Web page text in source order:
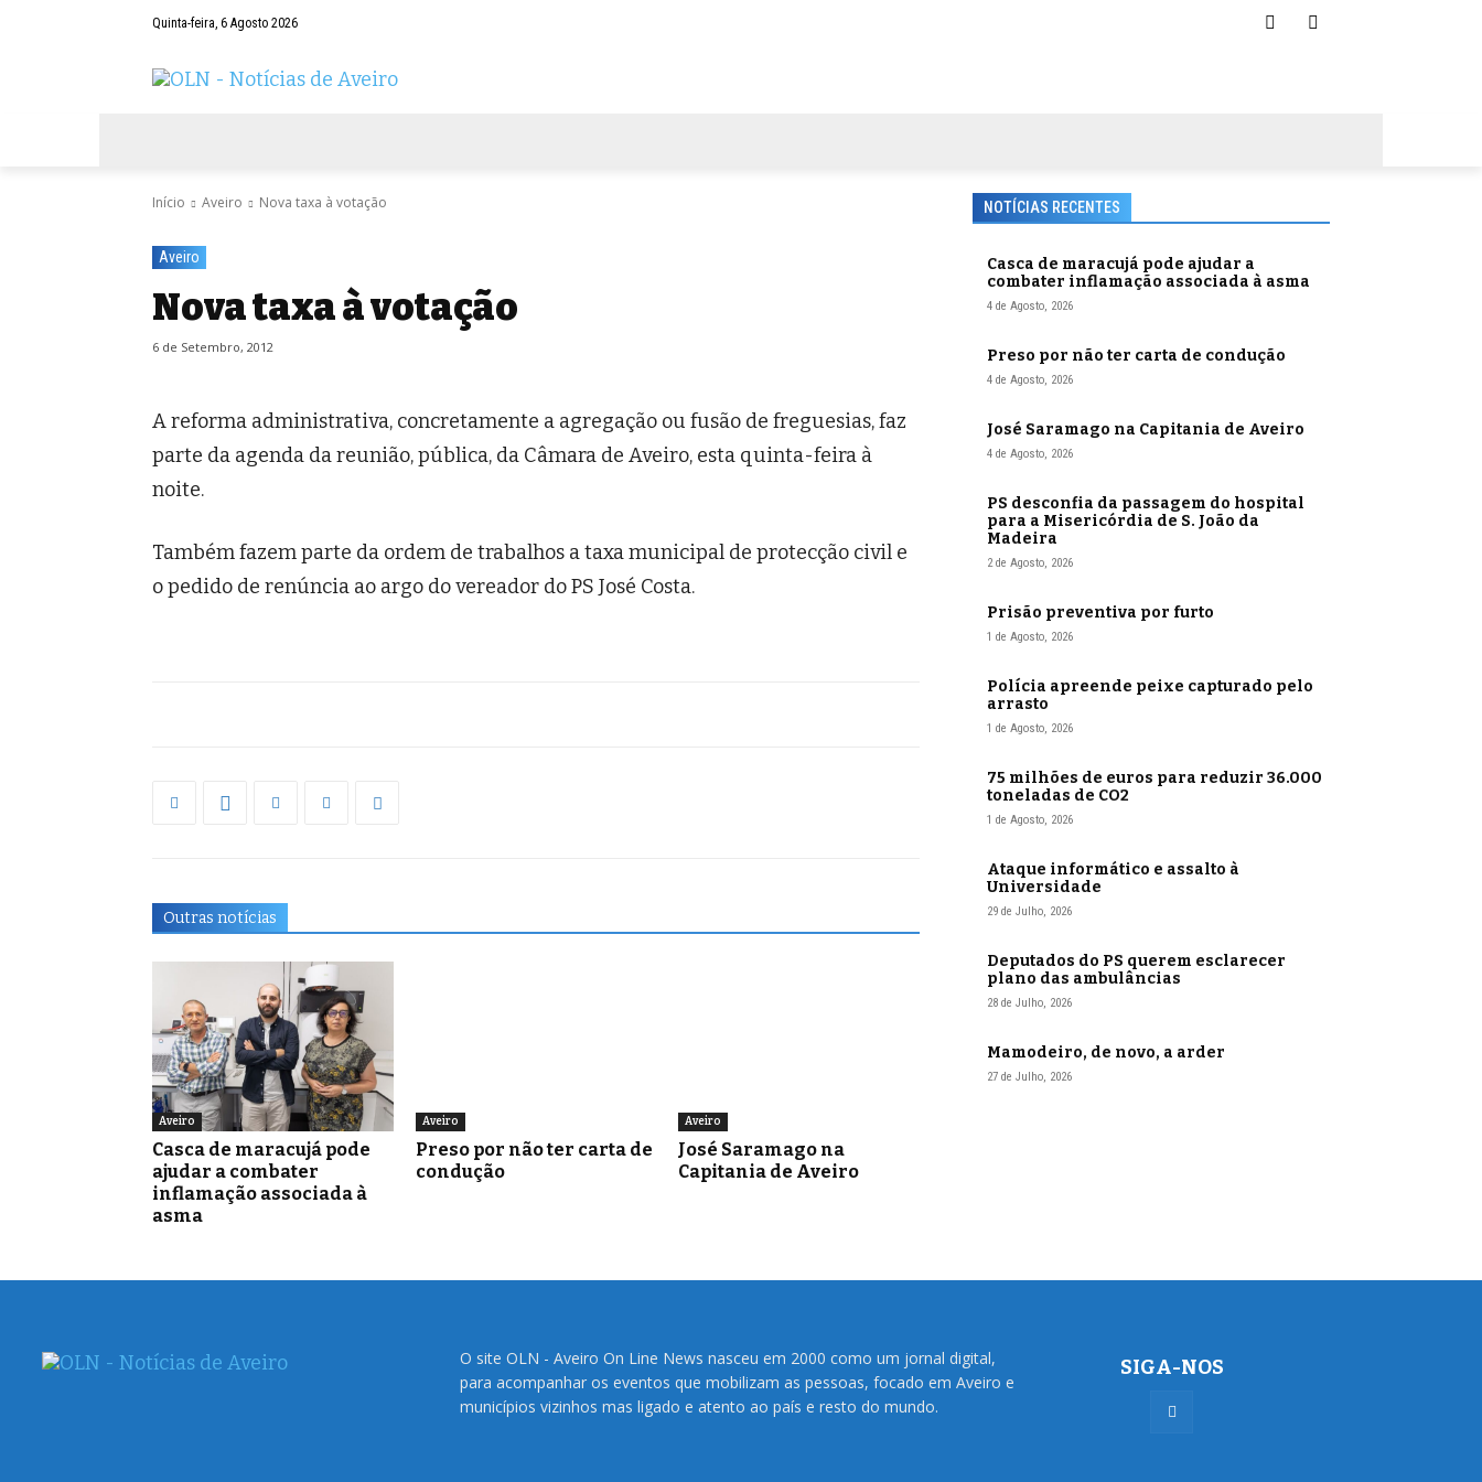
Quinta-feira, 6 Agosto 2026
Início Aveiro Nova taxa à votação
Aveiro
Nova taxa à votação
6 de Setembro, 2012
A reforma administrativa, concretamente a agregação ou fusão de freguesias, faz
parte da agenda da reunião, pública, da Câmara de Aveiro, esta quinta-feira à
noite.
Também fazem parte da ordem de trabalhos a taxa municipal de protecção civil e
o pedido de renúncia ao argo do vereador do PS José Costa.
Outras notícias
Aveiro
Casca de maracujá pode
ajudar a combater
inflamação associada à
asma
Aveiro
Preso por não ter carta de
condução
Aveiro
José Saramago na
Capitania de Aveiro
NOTÍCIAS RECENTES
Casca de maracujá pode ajudar a
combater inflamação associada à asma
4 de Agosto, 2026
Preso por não ter carta de condução
4 de Agosto, 2026
José Saramago na Capitania de Aveiro
4 de Agosto, 2026
PS desconfia da passagem do hospital
para a Misericórdia de S. João da
Madeira
2 de Agosto, 2026
Prisão preventiva por furto
1 de Agosto, 2026
Polícia apreende peixe capturado pelo
arrasto
1 de Agosto, 2026
75 milhões de euros para reduzir 36.000
toneladas de CO2
1 de Agosto, 2026
Ataque informático e assalto à
Universidade
29 de Julho, 2026
Deputados do PS querem esclarecer
plano das ambulâncias
28 de Julho, 2026
Mamodeiro, de novo, a arder
27 de Julho, 2026
O site OLN - Aveiro On Line News nasceu em 2000 como um jornal digital,
para acompanhar os eventos que mobilizam as pessoas, focado em Aveiro e
municípios vizinhos mas ligado e atento ao país e resto do mundo.
SIGA-NOS